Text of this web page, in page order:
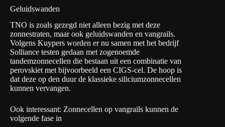
Geluidswanden
TNO is zoals gezegd niet alleen bezig met deze
zonnestraten, maar ook geluidswanden en vangrails.
Volgens Kuypers worden er nu samen met het bedrijf
Solliance testen gedaan met zogenoemde
tandemzonnecellen die bestaan uit een combinatie van
perovskiet met bijvoorbeeld een CIGS-cel. De hoop is
dat deze op den duur de klassieke siliciumzonnecellen
kunnen vervangen.
Ook interessant: Zonnecellen op vangrails kunnen de
volgende fase in